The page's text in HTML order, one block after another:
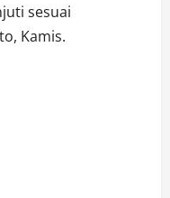
sesuai
Kamis.